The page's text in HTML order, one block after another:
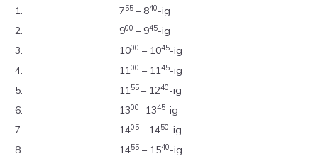
1.
755 – 840-ig
2.
900 – 945-ig
3.
1000 – 1045-ig
4.
1100 – 1145-ig
5.
1155 – 1240-ig
6.
1300 -1345-ig
7.
1405 – 1450-ig
8.
1455 – 1540-ig